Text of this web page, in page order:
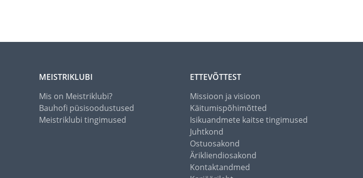
MEISTRIKLUBI
Mis on Meistriklubi?
Bauhofi püsisoodustused
Meistriklubi tingimused
ETTEVÕTTEST
Missioon ja visioon
Käitumispõhimõtted
Isikuandmete kaitse tingimused
Juhtkond
Ostuosakond
Ärikliendiosakond
Kontaktandmed